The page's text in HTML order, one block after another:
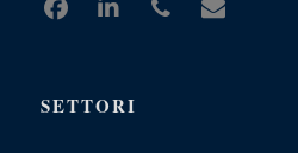
SETTORI